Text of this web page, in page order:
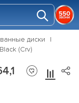
диски
(Crv)